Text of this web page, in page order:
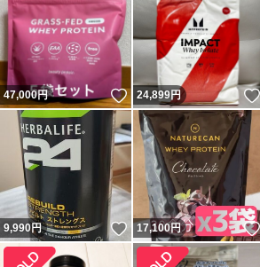
47,000円 いいね！
24,899円
9,990円 いいね！
17,100円